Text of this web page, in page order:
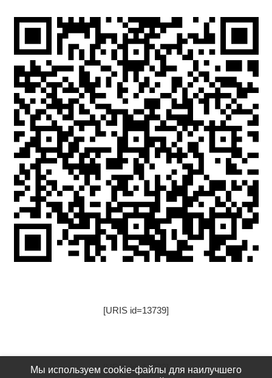
[URIS id=13739]
[URIS id=17522]
Мы используем cookie-файлы для наилучшего